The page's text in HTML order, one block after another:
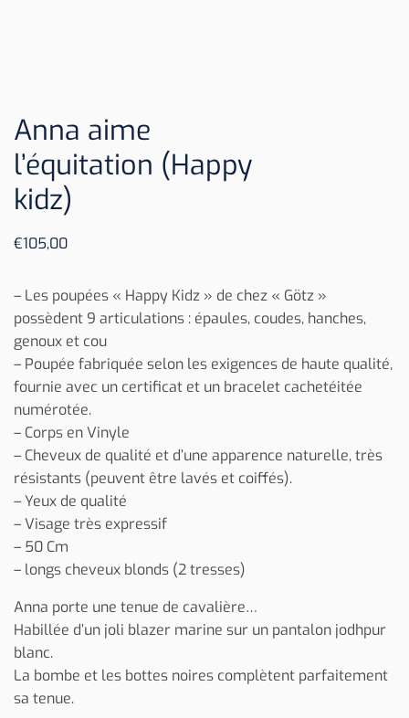
Anna aime
l’équitation (Happy
kidz)
€105,00
– Les poupées « Happy Kidz » de chez « Götz »
possèdent 9 articulations : épaules, coudes, hanches,
genoux et cou
– Poupée fabriquée selon les exigences de haute qualité,
fournie avec un certificat et un bracelet cachetéitée
numérotée.
– Corps en Vinyle
– Cheveux de qualité et d’une apparence naturelle, très
résistants (peuvent être lavés et coiffés).
– Yeux de qualité
– Visage très expressif
– 50 Cm
– longs cheveux blonds (2 tresses)
Anna porte une tenue de cavalière…
Habillée d’un joli blazer marine sur un pantalon jodhpur
blanc.
La bombe et les bottes noires complètent parfaitement
sa tenue.